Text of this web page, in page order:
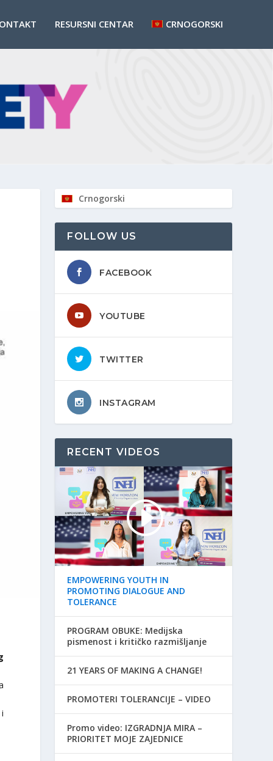
RESURSNI CENTAR CRNOGORSKI
Crnogorski
FOLLOW US
FACEBOOK
YOUTUBE
TWITTER
INSTAGRAM
RECENT VIDEOS
EMPOWERING YOUTH IN
PROMOTING DIALOGUE AND
TOLERANCE
PROGRAM OBUKE: Medijska
pismenost i kritičko razmišljanje
21 YEARS OF MAKING A CHANGE!
PROMOTERI TOLERANCIJE – VIDEO
Promo video: IZGRADNJA MIRA –
PRIORITET MOJE ZAJEDNICE